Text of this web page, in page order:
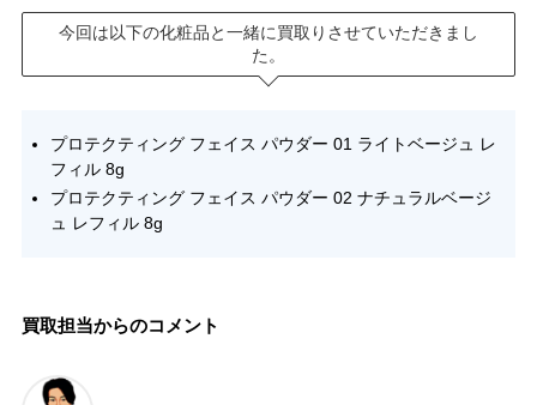
今回は以下の化粧品と一緒に買取りさせていただきまし
た。
プロテクティング フェイス パウダー 01 ライトベージュ レ
フィル 8g
プロテクティング フェイス パウダー 02 ナチュラルベージ
ュ レフィル 8g
買取担当からのコメント